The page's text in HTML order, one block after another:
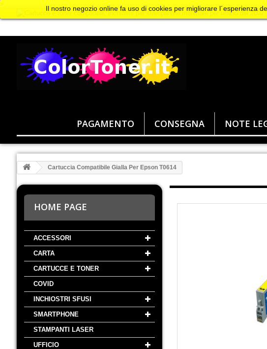
PAGAMENTO CONSEGNA NOTE
Il nostro negozio online fa uso di cookies per migliorare l´esperienza
Cartuccia Compatibile Gialla Per Epson T0614
HOME PAGE
ACCESSORI
CARTA
CARTUCCE E TONER
COVID
INCHIOSTRI SFUSI
SMARTPHONE
STAMPANTI LASER
UFFICIO